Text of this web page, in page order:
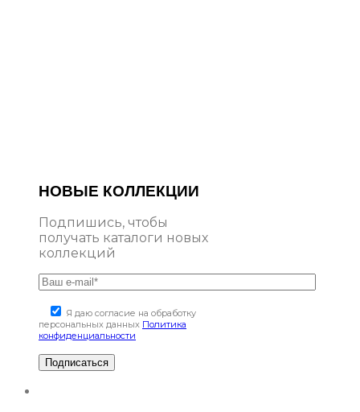
НОВЫЕ КОЛЛЕКЦИИ
Подпишись, чтобы
получать каталоги новых
коллекций
Я даю согласие на обработку
персональных данных Политика
конфиденциальности